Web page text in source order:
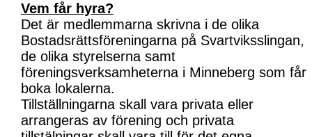
Vem får hyra?
Det är medlemmarna skrivna i de olika
Bostadsrättsföreningarna på Svartviksslingan,
de olika styrelserna samt
föreningsverksamheterna i Minneberg som får
boka lokalerna.
Tillställningarna skall vara privata eller
arrangeras av förening och privata